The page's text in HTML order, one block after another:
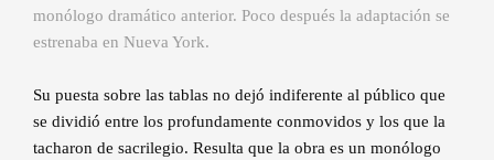
monólogo dramático anterior. Poco después la adaptación se
estrenaba en Nueva York.
Su puesta sobre las tablas no dejó indiferente al público que
se dividió entre los profundamente conmovidos y los que la
tacharon de sacrilegio. Resulta que la obra es un monólogo